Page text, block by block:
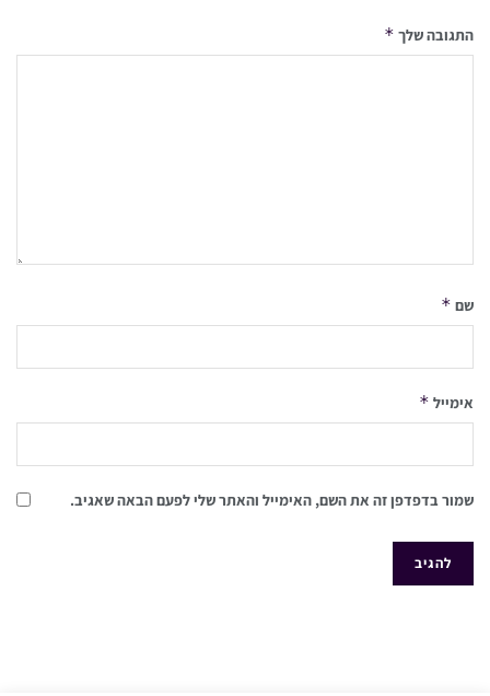
התגובה שלך *
שם *
אימייל *
שמור בדפדפן זה את השם, האימייל והאתר שלי לפעם הבאה שאגיב.